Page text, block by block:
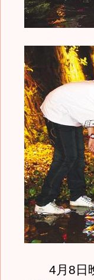
4月8日晚